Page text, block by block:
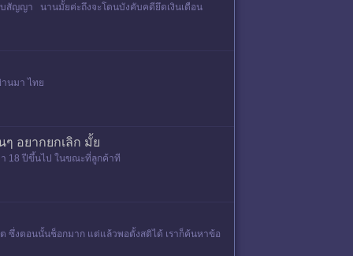
บสัญญา นานมั้ยค่ะถึงจะโดนบังคับคดียึดเงินเดือน
นมา ไทย
อยากยกเลิก มั้ย
18 ปีขึ้นไป ในขณะที่ลูกค้าที
ซึ่งตอนนั้นช็อกมาก แต่แล้วพอตั้งสติได้ เราก็ค้นหาข้อ